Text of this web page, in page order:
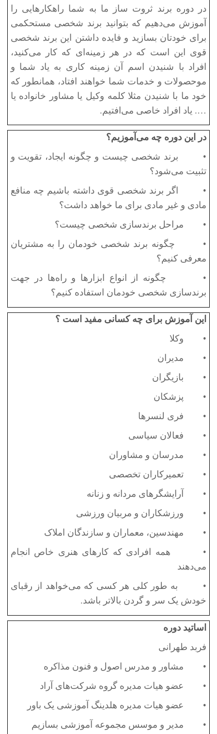
در دوره برند ثروت ساز ما به شما راهکارهایی را
آموزش می‌دهیم که بتوانید برند شخصی مستحکمی
برای خودتان بسازید و فایده داشتن این برند شخصی
قوی این است که در هر زمینه‌ای که کار می‌کنید،
افراد با شنیدن اسم آن زمینه کاری به یاد شما و
موحصولات و خدمات شما خواهند افتاد، همانطور که
خود ما با شنیدن مثلا کلمه وکیل یا مشاور خانواده یا
…. یاد افراد خاصی می‌افتیم.
در این دوره چه می‌آموزیم؟
•
برند شخصی چیست و چگونه ایجاد، تقویت و
تثبیت می‌شود؟
•
اگر برند شخصی قوی داشته باشیم چه منافع
مادی و غیر مادی برای ما خواهد داشت؟
•
مراحل برندسازی شخصی چیست؟
•
چگونه برند شخصی خودمان را به مشتریان
معرفی کنیم؟
•
چگونه از انواع ابزارها و راه‌ها در جهت
برندسازی شخصی خودمان استفاده کنیم؟
این آموزش برای چه کسانی مفید است ؟
•
وکلا
•
مدیران
•
بازیگران
•
پزشکان
•
فری لنسرها
•
فعالان سیاسی
•
مدرسان و مشاوران
•
تعمیرکاران تخصصی
•
آرایشگرهای مردانه و زنانه
•
ورزشکاران و مربیان ورزشی
•
مهندسین، معماران و سازندگان املاک
•
همه افرادی که کارهای هنری خاص انجام
می‌دهند
•
به طور کلی هر کسی که می‌خواهد از رقبای
خودش یک سر و گردن بالاتر باشد.
اساتید دوره
فربد طهرانی
•
مشاور و مدرس اصول و فنون مذاکره
•
عضو هیات مدیره گروه شرکت‌های آراد
•
عضو هیات مدیره هلدینگ آموزشی یک باور
•
مدیر و موسس مجموعه آموزشی بسازیم